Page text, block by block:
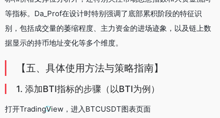
等指标。Da_Prof在设计时特别强调了底部累积阶段的特征识
别，包括成交量的萎缩程度、主力资金的进场迹象，以及链上数
据显示的持币地址变化等多个维度。
【五、具体使用方法与策略指南】
1. 添加BTI指标的步骤（以BTI为例）
打开TradingView，进入BTCUSDT图表页面